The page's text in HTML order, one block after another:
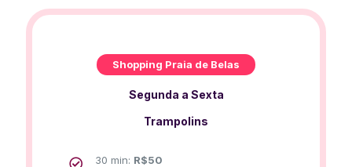
Shopping Praia de Belas
Segunda a Sexta
Trampolins
30 min: R$50